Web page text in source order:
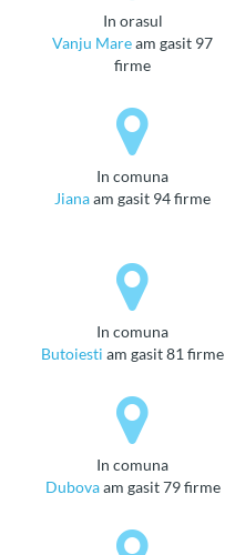
in orasul
Vanju Maream gasit 97
firme
in comuna
Jianaam gasit 94 firme
in comuna
Butoiesti am gasit 81 firme
in comuna
Dubovaam gasit 79 firme